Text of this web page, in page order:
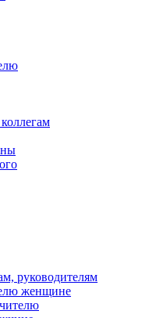
руководителям
женщине